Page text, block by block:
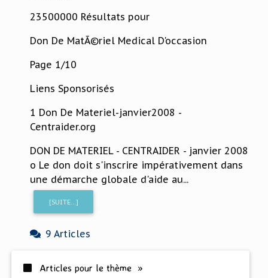
23500000 Résultats pour
Don De MatÃ©riel Medical D'occasion
Page 1/10
Liens Sponsorisés
1 Don De Materiel-janvier2008 -
Centraider.org
DON DE MATERIEL - CENTRAIDER - janvier 2008
o Le don doit s'inscrire impérativement dans
une démarche globale d'aide au...
[SUITE...]
9 Articles
Articles pour le thème »